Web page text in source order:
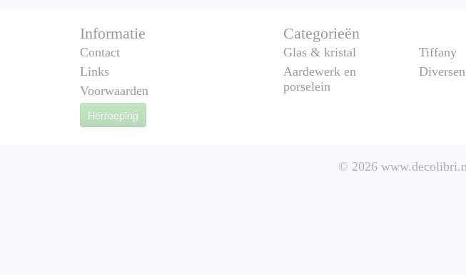
Informatie
Contact
Links
Voorwaarden
Herroeping
Categorieën
Glas & kristal
Aardewerk en
porselein
Tiffany
Diversen
© 2026